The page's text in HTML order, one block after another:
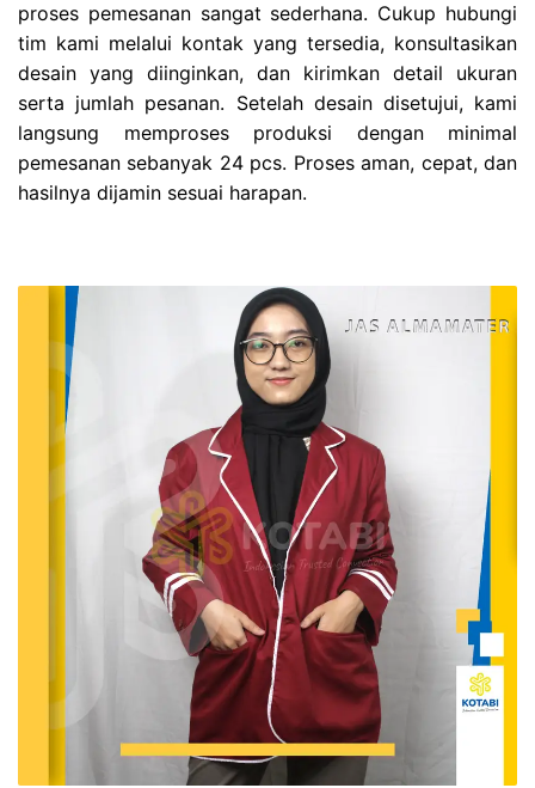
proses pemesanan sangat sederhana. Cukup hubungi
tim kami melalui kontak yang tersedia, konsultasikan
desain yang diinginkan, dan kirimkan detail ukuran
serta jumlah pesanan. Setelah desain disetujui, kami
langsung memproses produksi dengan minimal
pemesanan sebanyak 24 pcs. Proses aman, cepat, dan
hasilnya dijamin sesuai harapan.